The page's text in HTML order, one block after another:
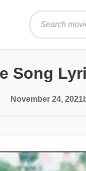
Song
November 24, 2021